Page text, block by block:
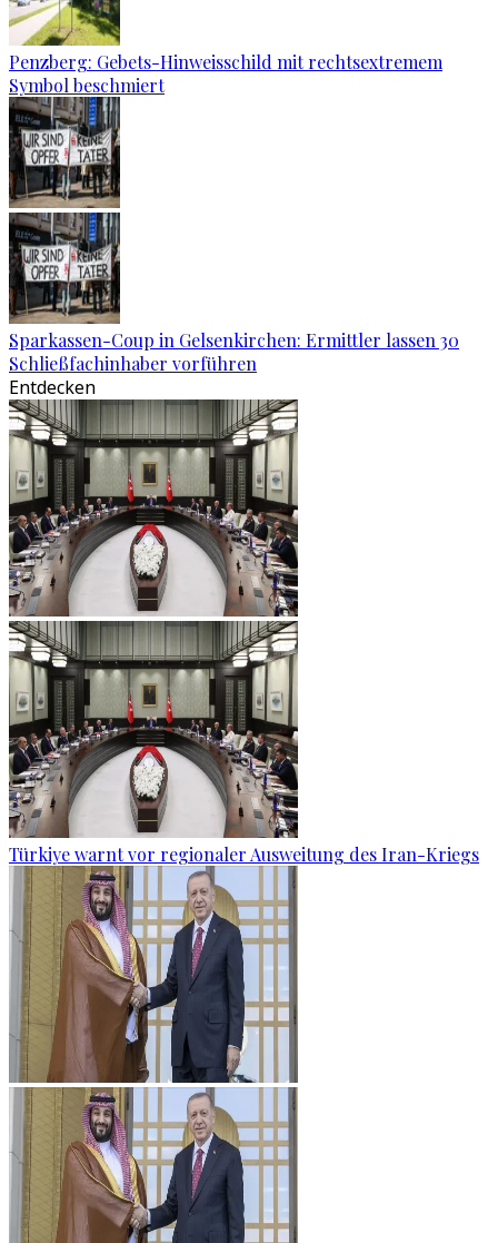
Penzberg: Gebets-Hinweisschild mit rechtsextremem
Symbol beschmiert
Sparkassen-Coup in Gelsenkirchen: Ermittler lassen 30
Schließfachinhaber vorführen
Entdecken
Türkiye warnt vor regionaler Ausweitung des Iran-Kriegs